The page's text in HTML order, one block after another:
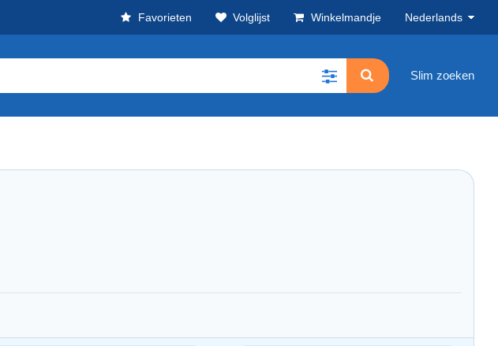
Favorieten Volglijst Winkelmandje Nederlands
Slim zoeken